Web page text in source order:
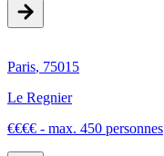
Paris, 75015
Le Regnier
€€€€ - max. 450 personnes